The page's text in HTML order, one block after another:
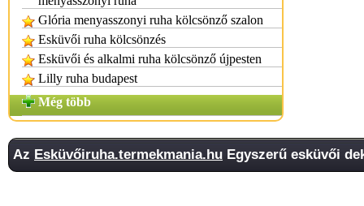
Glória menyasszonyi ruha kölcsönző szalon
Esküvői ruha kölcsönzés
Esküvői és alkalmi ruha kölcsönző újpesten
Lilly ruha budapest
Még több
Az Esküvőiruha.termekmania.hu Egyszerű esküvői